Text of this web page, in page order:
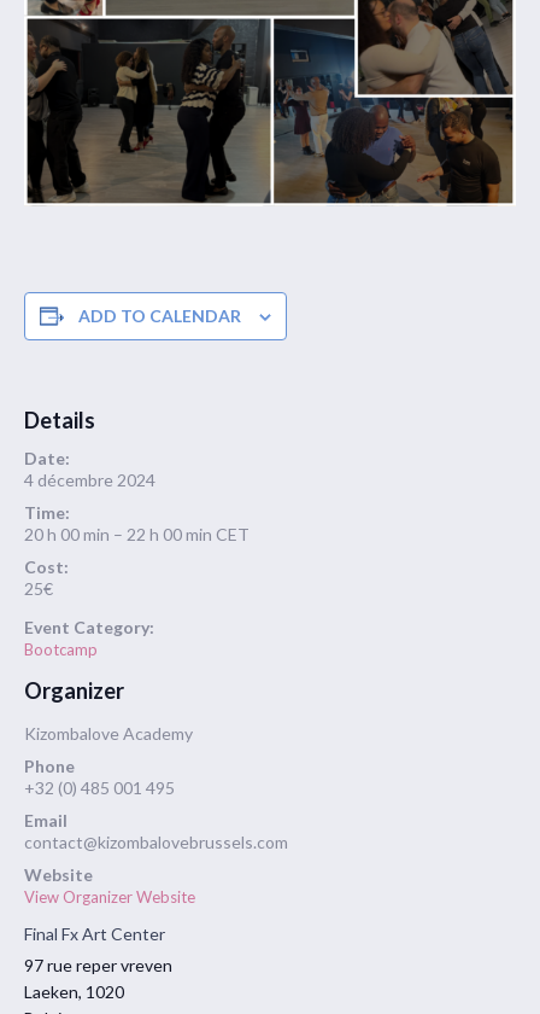
ADD TO CALENDAR
Details
Date:
4 décembre 2024
Time:
20 h 00 min – 22 h 00 min CET
Cost:
25€
Event Category:
Bootcamp
Organizer
Kizombalove Academy
Phone
+32 (0) 485 001 495
Email
contact@kizombalovebrussels.com
Website
View Organizer Website
Final Fx Art Center
97 rue reper vreven
Laeken, 1020